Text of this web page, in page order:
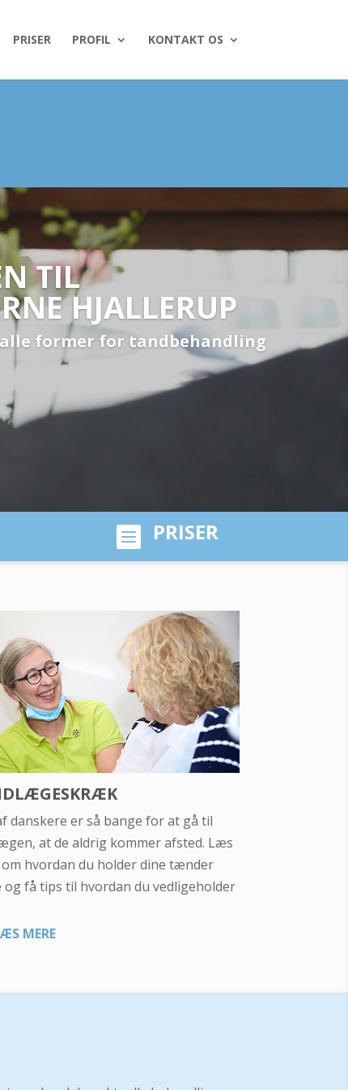
PRISER PROFIL KONTAKT OS
TIL
HJALLERUP
former for tandbehandling
 PRISER
danskere er så bange for at gå til
at de aldrig kommer afsted. Læs
hvordan du holder dine tænder
få tips til hvordan du vedligeholder
MERE